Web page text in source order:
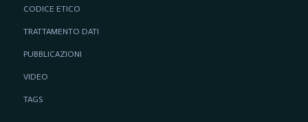
CODICE ETICO
TRATTAMENTO DATI
PUBBLICAZIONI
VIDEO
TAGS